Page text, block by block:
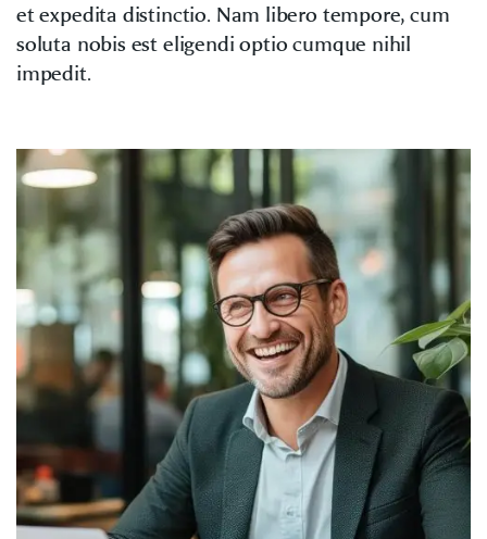
et expedita distinctio. Nam libero tempore, cum
soluta nobis est eligendi optio cumque nihil
impedit.